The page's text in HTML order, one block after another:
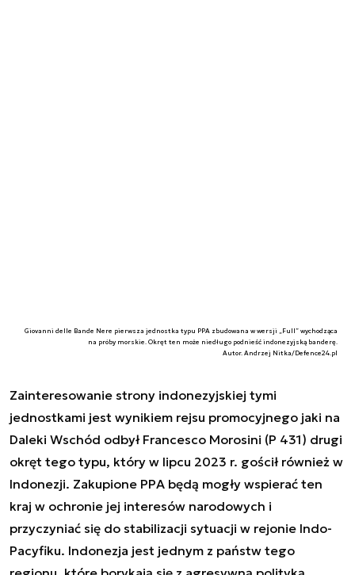
Giovanni delle Bande Nere pierwsza jednostka typu PPA zbudowana w wersji „Full” wychodząca
na próby morskie. Okręt ten może niedługo podnieść indonezyjską banderę.
Autor. Andrzej Nitka/Defence24.pl
Zainteresowanie strony indonezyjskiej tymi
jednostkami jest wynikiem rejsu promocyjnego jaki na
Daleki Wschód odbył Francesco Morosini (P 431) drugi
okręt tego typu, który w lipcu 2023 r. gościł również w
Indonezji. Zakupione PPA będą mogły wspierać ten
kraj w ochronie jej interesów narodowych i
przyczyniać się do stabilizacji sytuacji w rejonie Indo-
Pacyfiku. Indonezja jest jednym z państw tego